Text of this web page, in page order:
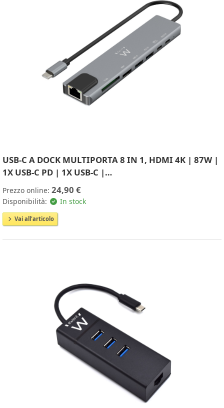
USB-C A DOCK MULTIPORTA 8 IN 1, HDMI 4K | 87W |
1X USB-C PD | 1X USB-C |…
Prezzo online: 24,90 €
Disponibilità: In stock
Vai all'articolo